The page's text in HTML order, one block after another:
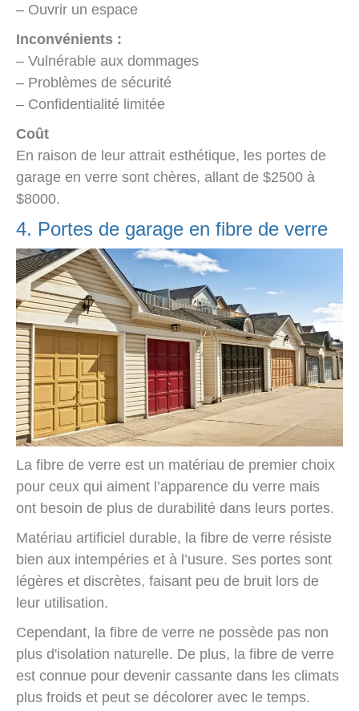
– Ouvrir un espace
Inconvénients :
– Vulnérable aux dommages
– Problèmes de sécurité
– Confidentialité limitée
Coût
En raison de leur attrait esthétique, les portes de
garage en verre sont chères, allant de $2500 à
$8000.
4. Portes de garage en fibre de verre
La fibre de verre est un matériau de premier choix
pour ceux qui aiment l’apparence du verre mais
ont besoin de plus de durabilité dans leurs portes.
Matériau artificiel durable, la fibre de verre résiste
bien aux intempéries et à l’usure. Ses portes sont
légères et discrètes, faisant peu de bruit lors de
leur utilisation.
Cependant, la fibre de verre ne possède pas non
plus d'isolation naturelle. De plus, la fibre de verre
est connue pour devenir cassante dans les climats
plus froids et peut se décolorer avec le temps.